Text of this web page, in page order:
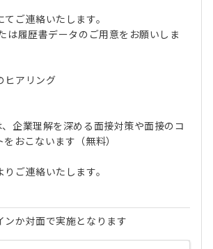
ご連絡いたします。
は履歴書データのご用意をお願いしま
ヒアリング
企業理解を深める面接対策や面接のコ
おこないます（無料）
ご連絡いたします。
か対面で実施となります